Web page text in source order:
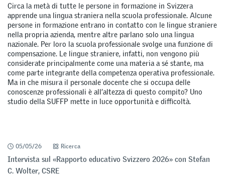
Circa la metà di tutte le persone in formazione in Svizzera
apprende una lingua straniera nella scuola professionale. Alcune
persone in formazione entrano in contatto con le lingue straniere
nella propria azienda, mentre altre parlano solo una lingua
nazionale. Per loro la scuola professionale svolge una funzione di
compensazione. Le lingue straniere, infatti, non vengono più
considerate principalmente come una materia a sé stante, ma
come parte integrante della competenza operativa professionale.
Ma in che misura il personale docente che si occupa delle
conoscenze professionali è all’altezza di questo compito? Uno
studio della SUFFP mette in luce opportunità e difficoltà.
05/05/26 Ricerca
Intervista sul «Rapporto educativo Svizzero 2026» con Stefan
C. Wolter, CSRE